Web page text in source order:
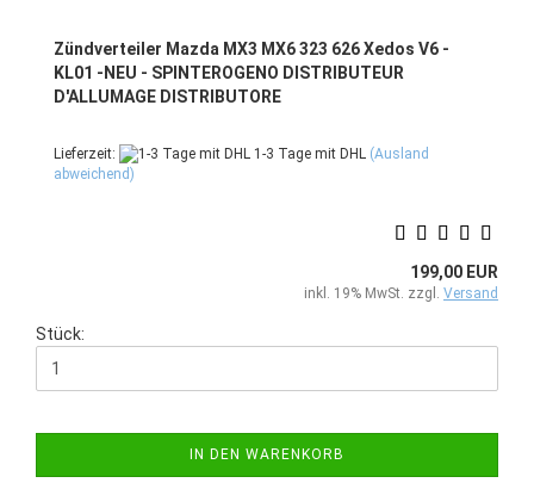
Zündverteiler Mazda MX3 MX6 323 626 Xedos V6 -
KL01 -NEU - SPINTEROGENO DISTRIBUTEUR
D'ALLUMAGE DISTRIBUTORE
Lieferzeit: 1-3 Tage mit DHL (Ausland
abweichend)
199,00 EUR
inkl. 19% MwSt. zzgl. Versand
Stück:
IN DEN WARENKORB